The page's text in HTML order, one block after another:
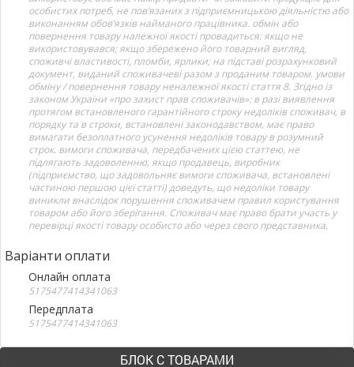
особистих потреб, не пов’язаних з підприємницькою діяльністю або
виконанням обов’язків найманого працівника. обмін або
повернення товару належної якості провадиться: якщо не
використовувався; якщо збережено його товарний вигляд,
споживчі властивості, пломби, ярлики; на підставі розрахунковий
документ, виданий споживачеві разом з проданим товаром. умови
обміну / повернення товару неналежної якості стаття 8. Згідно із
законом України «про захист прав споживачів»: в разі виявлення
протягом встановленого гарантійного строку недоліків споживач, в
порядку та в строки, встановлені законодавством, має право
вимагати безоплатного усунення недоліків товару в розумний
строк. вимоги споживача, передбачених цією статтею, не
підлягають задоволенню, якщо продавець, виробник
(підприємство, що задовольняє вимоги споживача, встановлені
частиною першою цієї статті) доведуть, що недоліки товару
виникли внаслідок порушення споживачем правил користування
товаром або його зберігання. Споживач має право брати участь у
перевірці якості товару особисто або через свого представника.
Варіанти оплати
Онлайн оплата
5175477414341063
Передплата
5175477414341063
БЛОК С ТОВАРАМИ